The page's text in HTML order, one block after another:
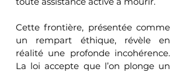
Cette frontière, présentée comme
un rempart éthique, révèle en
réalité une profonde incohérence.
La loi accepte que l’on plonge un